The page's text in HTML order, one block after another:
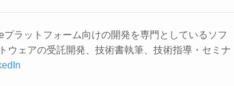
ラットフォーム向けの開発を専門としているソフ
ウェアの受託開発、技術書執筆、技術指導・セミナ